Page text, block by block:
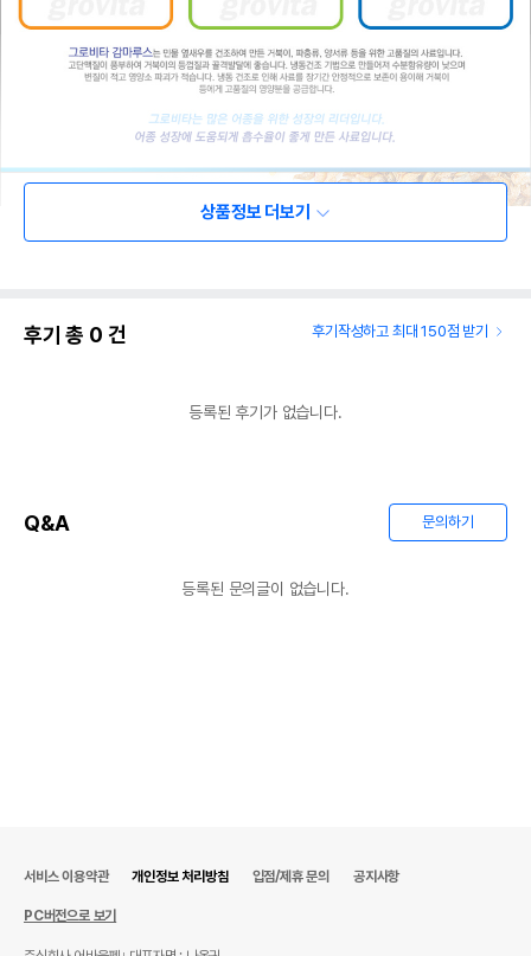
상품정보 더보기
후기 총 0 건 후기작성하고 최대 150점 받기
등록된 후기가 없습니다.
Q&A 문의하기
등록된 문의글이 없습니다.
서비스 이용약관 개인정보 처리방침 입점/제휴 문의 공지사항
PC버전으로 보기